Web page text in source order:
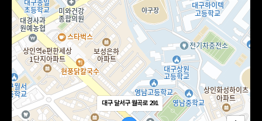
대구 달서구 월곡로 291